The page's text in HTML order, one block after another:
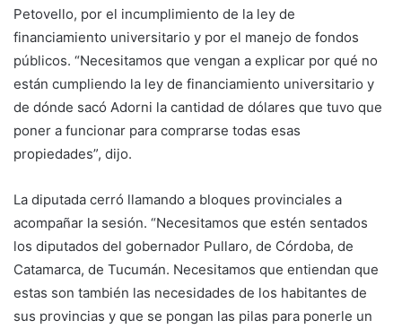
Petovello, por el incumplimiento de la ley de
financiamiento universitario y por el manejo de fondos
públicos. “Necesitamos que vengan a explicar por qué no
están cumpliendo la ley de financiamiento universitario y
de dónde sacó Adorni la cantidad de dólares que tuvo que
poner a funcionar para comprarse todas esas
propiedades”, dijo.
La diputada cerró llamando a bloques provinciales a
acompañar la sesión. “Necesitamos que estén sentados
los diputados del gobernador Pullaro, de Córdoba, de
Catamarca, de Tucumán. Necesitamos que entiendan que
estas son también las necesidades de los habitantes de
sus provincias y que se pongan las pilas para ponerle un